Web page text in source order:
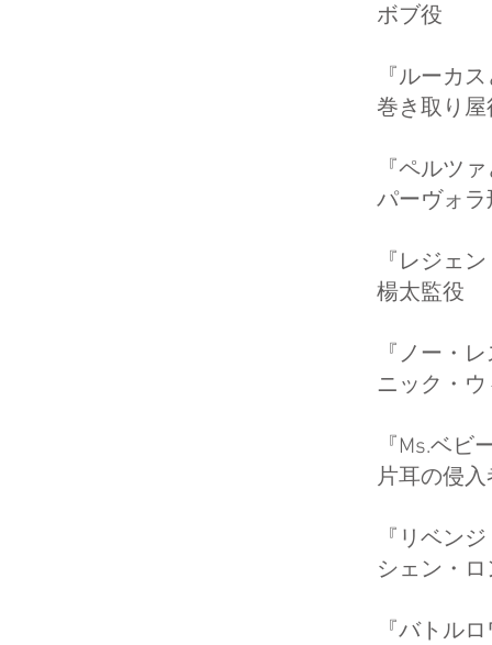
ボブ役
『ルーカ
巻き取り屋
『ペルツ
パーヴォ
『レジェ
楊太監役
『ノー・
ニック・
『Ms.ベ
片耳の侵
『リベン
シェン・
『バトル